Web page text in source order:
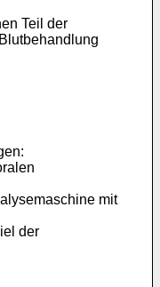
Teil der
mit
der